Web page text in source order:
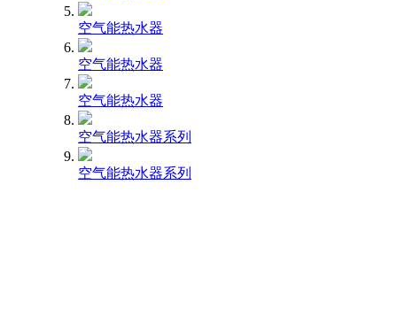
空气能热水器
空气能热水器
空气能热水器
空气能热水器系列
空气能热水器系列